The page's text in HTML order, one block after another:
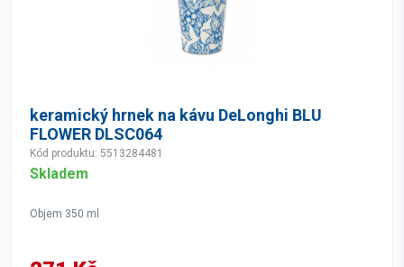
keramický hrnek na kávu DeLonghi BLU
FLOWER DLSC064
Kód produktu: 5513284481
Skladem
Objem 350 ml